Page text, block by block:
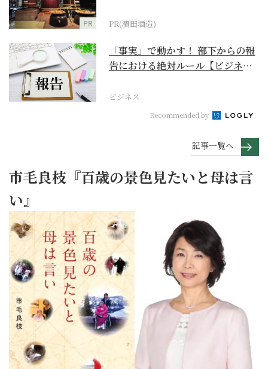
PR PR(濵田酒造)
「事実」で動かす！ 部下からの報
告における絶対ルール【ビジネス
ビジネス
Recommended by
記事一覧へ
市毛良枝『百歳の景色見たいと母は言
い』